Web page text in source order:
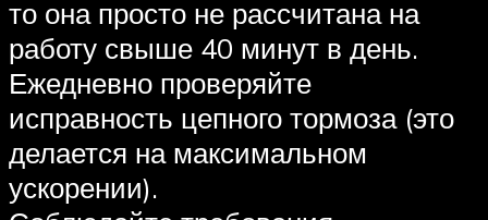
то она просто не рассчитана на
работу свыше 40 минут в день.
Ежедневно проверяйте
исправность цепного тормоза (это
делается на максимальном
ускорении).